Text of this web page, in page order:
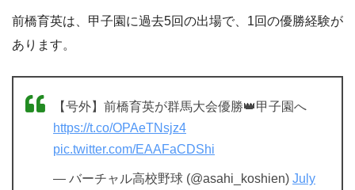
前橋育英は、甲子園に過去5回の出場で、1回の優勝経験が
あります。
【号外】前橋育英が群馬大会優勝👑甲子園へ
https://t.co/OPAeTNsjz4
pic.twitter.com/EAAFaCDShi
— バーチャル高校野球 (@asahi_koshien) July